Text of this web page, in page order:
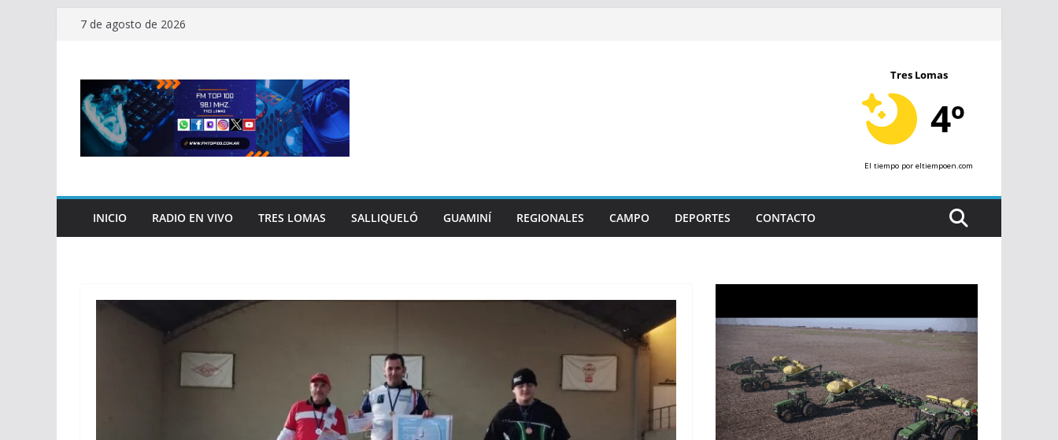
Saltar7 de agosto de 2026
Tres Lomas
4º
El tiempo por eltiempoen.com
INICIO RADIO EN VIVO TRES LOMAS SALLIQUELÓ GUAMINÍ REGIONALES CAMPO DEPORTES CONTACTO